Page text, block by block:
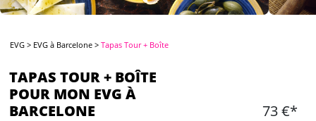
EVG > EVG à Barcelone >Tapas Tour + Boîte
TAPAS TOUR + BOÎTE
POUR MON EVG À
BARCELONE
73 €*